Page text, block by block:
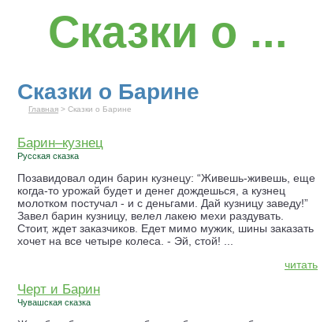
Сказки о ...
Сказки о Барине
Главная > Сказки о Барине
Барин–кузнец
Русская сказка
Позавидовал один барин кузнецу: “Живешь-живешь, еще
когда-то урожай будет и денег дождешься, а кузнец
молотком постучал - и с деньгами. Дай кузницу заведу!”
Завел барин кузницу, велел лакею мехи раздувать.
Стоит, ждет заказчиков. Едет мимо мужик, шины заказать
хочет на все четыре колеса. - Эй, стой! ...
читать
Чeрт и Барин
Чувашская сказка